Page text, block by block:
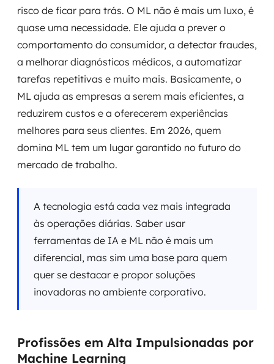
risco de ficar para trás. O ML não é mais um luxo, é
quase uma necessidade. Ele ajuda a prever o
comportamento do consumidor, a detectar fraudes,
a melhorar diagnósticos médicos, a automatizar
tarefas repetitivas e muito mais. Basicamente, o
ML ajuda as empresas a serem mais eficientes, a
reduzirem custos e a oferecerem experiências
melhores para seus clientes. Em 2026, quem
domina ML tem um lugar garantido no futuro do
mercado de trabalho.
A tecnologia está cada vez mais integrada
às operações diárias. Saber usar
ferramentas de IA e ML não é mais um
diferencial, mas sim uma base para quem
quer se destacar e propor soluções
inovadoras no ambiente corporativo.
Profissões em Alta Impulsionadas por
Machine Learning